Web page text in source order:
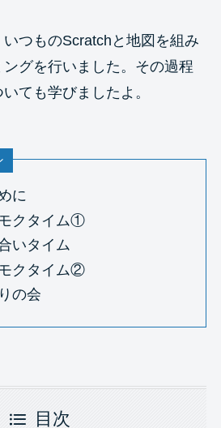
つものScratchと地図を組み
グを行いました。その過程
ても学びましたよ。
に
クタイム①
いタイム
クタイム②
の会
目次